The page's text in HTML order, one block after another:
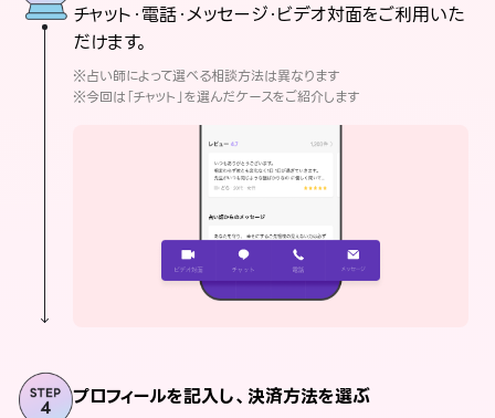
チャット・電話・メッセージ・ビデオ対面をご利用いた
だけます。
※占い師によって選べる相談方法は異なります
※今回は「チャット」を選んだケースをご紹介します
プロフィールを記入し、決済方法を選ぶ